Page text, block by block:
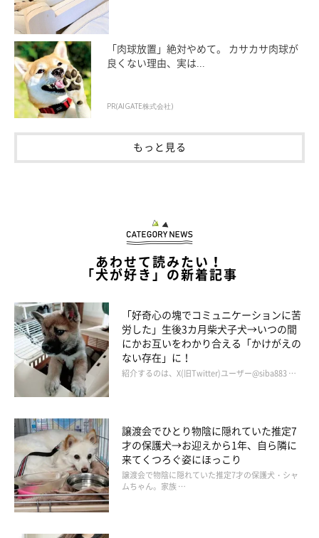
「肉球放置」絶対やめて。 カサカサ肉球が
良くない理由、実は...
PR(AIGATE株式会社)
もっと見る
あわせて読みたい！
「犬が好き」の新着記事
「好奇心の塊でコミュニケーションに苦
労した」生後3カ月柴犬子犬→いつの間
にかお互いをわかり合える「かけがえの
ない存在」に！
紹介するのは、X(旧Twitter)ユーザー@siba883 …
譲渡会でひとり物陰に隠れていた推定7
才の保護犬→お迎えから1年、自ら隣に
来てくつろぐ姿にほっこり
譲渡会で物陰に隠れていた推定7才の保護犬・シャ
ムちゃん。家族 …